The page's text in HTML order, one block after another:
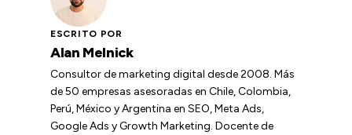
ESCRITO POR
Alan Melnick
Consultor de marketing digital desde 2008. Más
de 50 empresas asesoradas en Chile, Colombia,
Perú, México y Argentina en SEO, Meta Ads,
Google Ads y Growth Marketing. Docente de